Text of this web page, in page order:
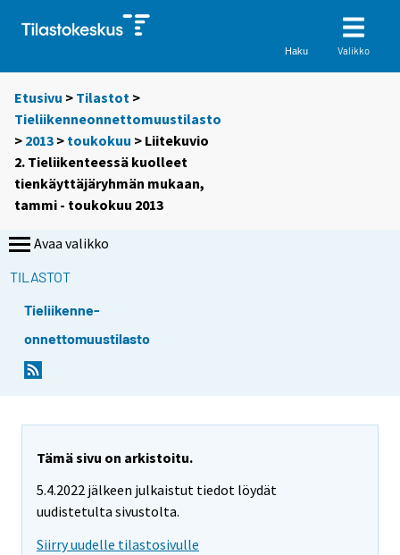
Haku Valikko
Etusivu > Tilastot >
Tieliikenneonnettomuustilasto
> 2013 > toukokuu > Liitekuvio
2. Tieliikenteessä kuolleet
tienkäyttäjäryhmän mukaan,
tammi - toukokuu 2013
Avaa valikko
TILASTOT
Tieliikenne-
onnettomuustilasto
Tämä sivu on arkistoitu.
5.4.2022 jälkeen julkaistut tiedot löydät
uudistetulta sivustolta.
Siirry uudelle tilastosivulle